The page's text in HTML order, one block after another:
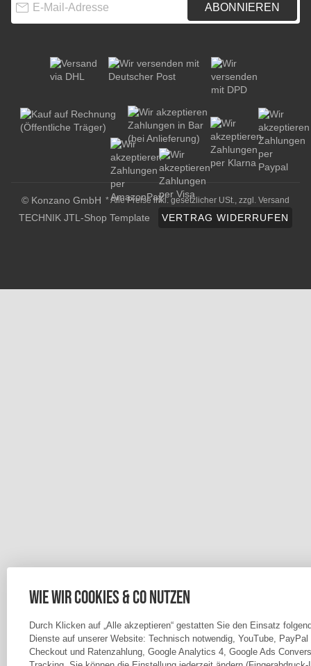
ABONNIEREN
© Konzano GmbH * Alle Preise inkl. gesetzlicher USt., zzgl. Versand
TECHNIK JTL-Shop Template VERTRAG WIDERRUFEN
Wie wir Cookies & Co nutzen
Durch Klicken auf „Alle akzeptieren“ gestatten Sie den Einsatz
Dienste auf unserer Website: Technisch notwendig, YouTube,
Checkout und Ratenzahlung, Google Analytics 4, Google Ads